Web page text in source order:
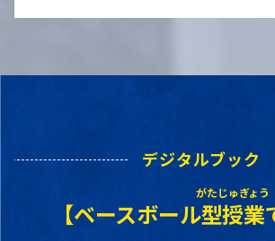
デジタルブック
【ベースボール型授業